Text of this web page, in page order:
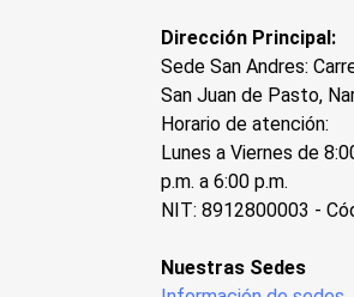
Dirección Principal:
Sede San Andres:
San Juan de Pasto,
Horario de atención:
Lunes a Viernes de
p.m. a 6:00 p.m.
NIT: 8912800003 -
Nuestras Sedes